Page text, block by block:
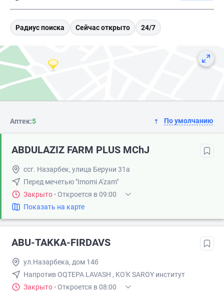
Радиус поиска Сейчас открыто 24/7
Аптек:5 По умолчанию
ABDULAZIZ FARM PLUS MChJ
ссг. Назарбек, улица Беруни 31а
Перед мечетью "Imomi A'zam"
Закрыто · Откроется в 09:00
Показать на карте
ABU-TAKKA-FIRDAVS
ул.Назарбека, дом 14б
Напротив OQTEPA LAVASH , KO'K SAROY институт
Закрыто · Откроется в 08:00